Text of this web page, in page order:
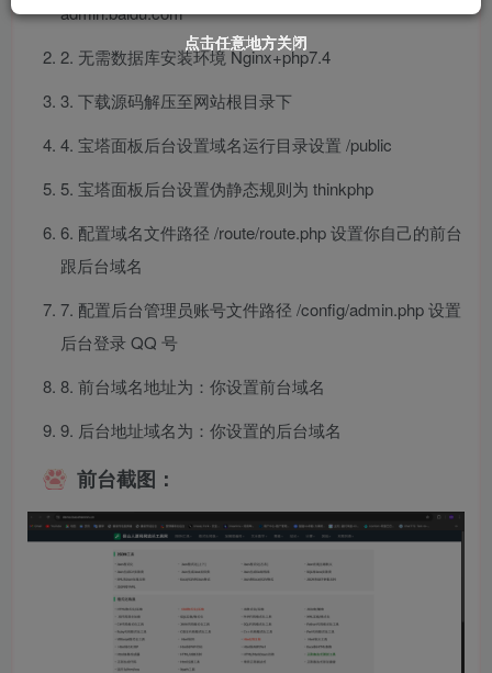
admin.baidu.com
2. 无需数据库安装环境 Nginx+php7.4
3. 下载源码解压至网站根目录下
4. 宝塔面板后台设置域名运行目录设置 /public
5. 宝塔面板后台设置伪静态规则为 thinkphp
6. 配置域名文件路径 /route/route.php 设置你自己的前台
跟后台域名
7. 配置后台管理员账号文件路径 /config/admin.php 设置
后台登录 QQ 号
8. 前台域名地址为：你设置前台域名
9. 后台地址域名为：你设置的后台域名
前台截图：
点击任意地方关闭
点击任意地方关闭
点击任意地方关闭
点击任意地方关闭
点击任意地方关闭
点击任意地方关闭